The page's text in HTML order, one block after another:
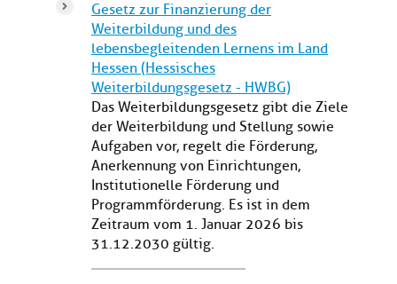
Gesetz zur Finanzierung der
Weiterbildung und des
lebensbegleitenden Lernens im Land
Hessen (Hessisches
Weiterbildungsgesetz - HWBG)
Das Weiterbildungsgesetz gibt die Ziele
der Weiterbildung und Stellung sowie
Aufgaben vor, regelt die Förderung,
Anerkennung von Einrichtungen,
Institutionelle Förderung und
Programmförderung. Es ist in dem
Zeitraum vom 1. Januar 2026 bis
31.12.2030 gültig.